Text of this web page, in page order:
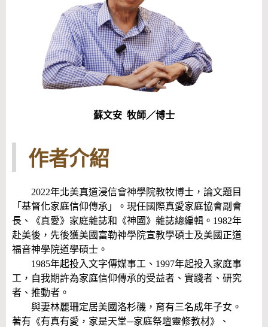
蘇文安 牧師／博士
作者介紹
2022年北美真道浸信會神學院教牧博士，論文題目
「基督化家庭信仰傳承」。現任國際真愛家庭協會副會
長、《真愛》家庭雜誌和《神國》雜誌總編輯。1982年
赴美後，先後獲美國富勒神學院宣教學碩士及美國正道
福音神學院道學碩士。
1985年起投入文字傳媒事工、1997年起投入家庭事
工，自我期許為家庭信仰傳承的受益者、實踐者、研究
者、推動者。
與妻林麗珊定居美國洛杉磯，育有三名成年子女。
著有《有真有愛，家是天堂─家庭祭壇靈修教材》、